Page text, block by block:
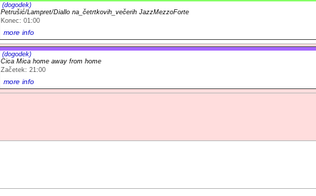
(dogodek)
Petrušić/Lampret/Diallo na_četrtkovih_večerih JazzMezzoForte
Konec: 01:00
more info
(dogodek)
Cica Mica home away from home
Začetek: 21:00
more info